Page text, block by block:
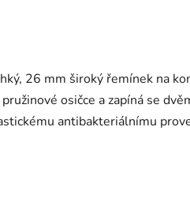
26 mm široký řemínek na
pružinové osičce a zapíná se
antibakteriálnímu